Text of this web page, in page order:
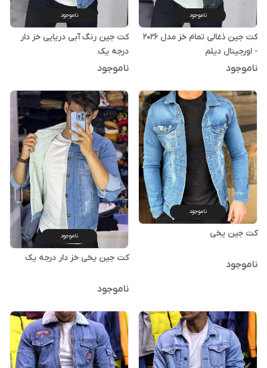
ناموجود
کت جین ذغالی تمام خز مدل 2026
- اورجینال دیلم
ناموجود
ناموجود
کت جین رنگ آبی دریایی خز دار
درجه یک
ناموجود
ناموجود
کت جین یخی
ناموجود
ناموجود
کت جین یخی خز دار درجه یک
ناموجود